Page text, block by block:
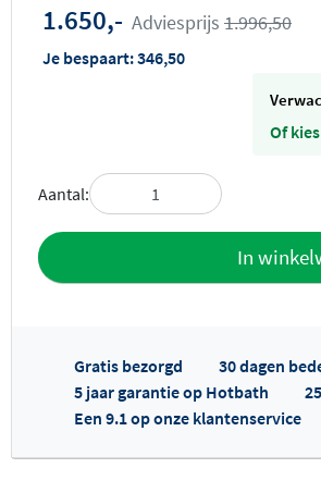
1.650,- Adviesprijs 1.996,50
Je bespaart:346,50
Of
Aantal:
In
Toevoegen aan offerte
Offertes
Gratis bezorgd
30 dagen
5 jaar garantie op Hotbath
Een 9.1 op onze klantenservice